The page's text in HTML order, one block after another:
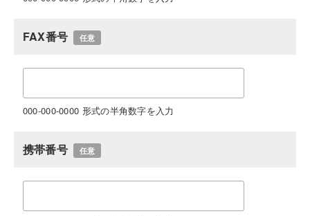
FAX番号 任意
000-000-0000 形式の半角数字を入力
携帯番号 任意